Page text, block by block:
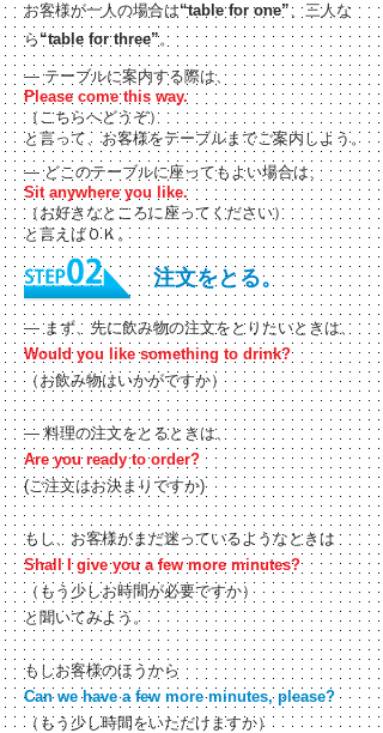
お客様が一人の場合は“table for one”、三人な
ら “table for three”。
― テーブルに案内する際は、
Please come this way.
（こちらへどうぞ）
と言って、お客様をテーブルまでご案内しよう。
― どこのテーブルに座ってもよい場合は、
Sit anywhere you like.
（お好きなところに座ってください）
と言えばＯＫ。
注文をとる。
— まず、先に飲み物の注文をとりたいときは、
Would you like something to drink?
（お飲み物はいかがですか）
― 料理の注文をとるときは、
Are you ready to order?
(ご注文はお決まりですか)
もし、お客様がまだ迷っているようなときは
Shall I give you a few more minutes?
（もう少しお時間が必要ですか）
と聞いてみよう。
もしお客様のほうから
Can we have a few more minutes, please?
（もう少し時間をいただけますか）